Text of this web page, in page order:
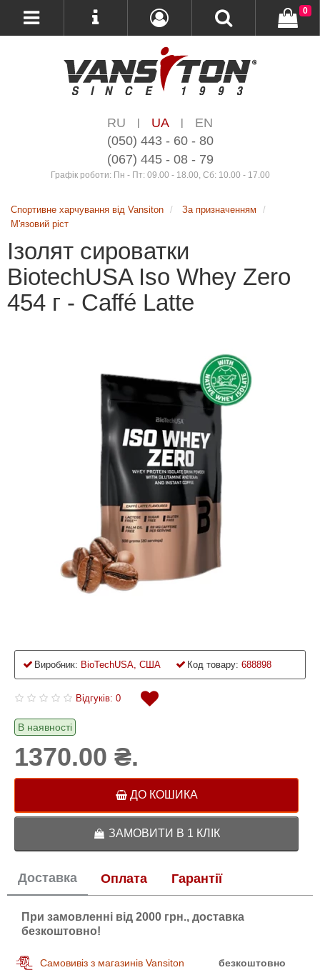
RU | UA |
EN
(050) 443 - 60 - 80
(067) 445 - 08 - 79
Графік роботи: Пн - Пт: 09.00 - 18.00, Сб: 10.00 - 17.00
0
Спортивне харчування від Vansiton
За призначенням
М'язовий ріст
Ізолят сироватки
BiotechUSA Iso Whey Zero
454 г - Caffé Latte
Виробник: BioTechUSA, США Код товару: 688898
Відгуків: 0
В наявності
1370.00 ₴.
ДО КОШИКА
ЗАМОВИТИ В 1 КЛІК
Доставка Оплата Гарантії
При замовленні від 2000 грн., доставка
безкоштовно!
Самовивіз з магазинів Vansiton безкоштовно